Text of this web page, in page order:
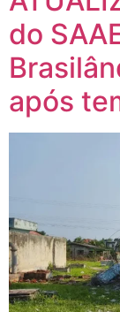
do
após